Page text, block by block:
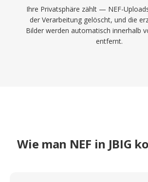
Ihre Privatsphäre zählt — NEF-
der Verarbeitung gelöscht, und die
Bilder werden automatisch innerhalb
entfernt.
Wie man NEF in JBIG